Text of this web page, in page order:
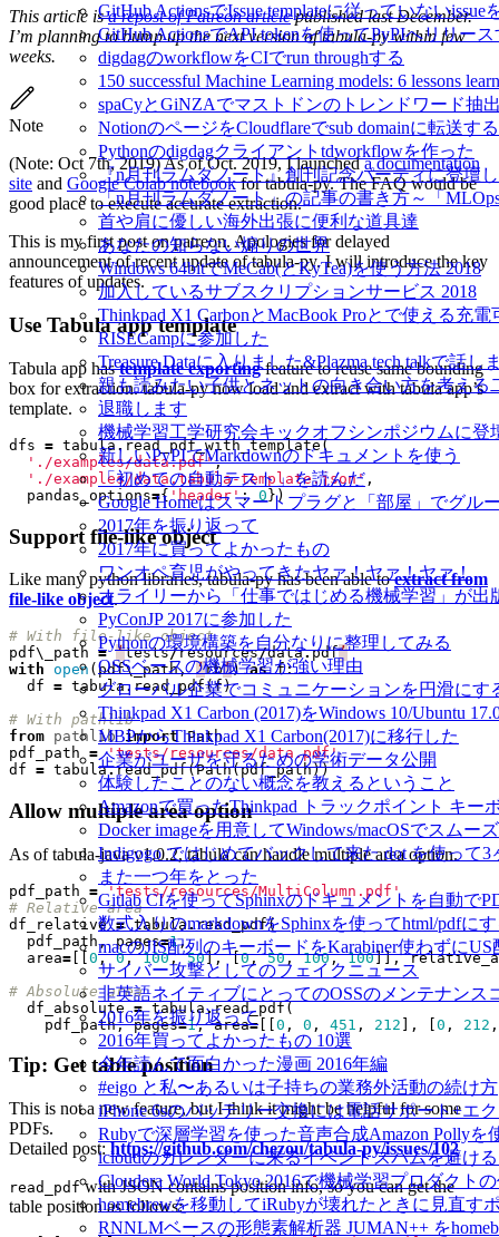
GitHub ActionsでIssue templateに従っていないissue
GitHub ActionsでAPI tokenを使ってPyPIへリリー
digdagのworkflowをCIでrun throughする
150 successful Machine Learning models: 6 lessons
spaCyとGiNZAでマストドンのトレンドワード抽
NotionのページをCloudflareでsub domainに転送する
Pythonのdigdagクライアントtdworkflowを作った
『n月刊ラムダノート』創刊記念パーティに登壇
「n月刊ラムダノート」の記事の書き方～「
首や肩に優しい海外出張に便利な道具達
あなたの知らない煽りの世界
Windows 64bitでMeCab(とKyTea)を使う方法 2018
加入しているサブスクリプションサービス 2018
Thinkpad X1 CarbonとMacBook Proとで使える充
RISECampに参加した
Treasure Dataに入りました&Plazma tech talkで話し
親も読みたい子供とネットの向き合い方を考える
退職します
機械学習工学研究会キックオフシンポジウムに登
新しいPyPIでMarkdownのドキュメントを使う
「初めての自動テスト」を読んだ
Google Homeはスマートプラグと「部屋」でグル
2017年を振り返って
2017年に買ってよかったもの
ワンオペ育児がやってきたヤァ！ヤァ！ヤァ！
オライリーから「仕事ではじめる機械学習」が出
PyConJP 2017に参加した
Pythonの環境構築を自分なりに整理してみる
OSSベースの機械学習が強い理由
グローバル企業でコミュニケーションを円滑にす
Thinkpad X1 Carbon (2017)をWindows 10/Ubuntu
MBPからThinkpad X1 Carbon(2017)に移行した
企業がユーザを守るための学術データ公開
体験したことのない概念を教えるということ
Amazonで買ったThinkpad トラックポイント キー
Docker imageを用意してWindows/macOSでスムー
Indigogo ではじめてバックして来た dot を使って3
また一つ年をとった
Gitlab CIを使ってSphinxのドキュメントを自動で
数式入りのmarkdownをSphinxを使ってhtml/pdfに
macのJIS配列のキーボードをKarabiner使わずに
サイバー攻撃としてのフェイクニュース
非英語ネイティブにとってのOSSのメンテナンス
2016年を振り返って
2016年買ってよかったもの 10選
今年読んで面白かった漫画 2016年編
#eigo と私〜あるいは子持ちの業務外活動の続け方
iPhone 6sのバッテリー交換には電話サポート+エ
Rubyで深層学習を使った音声合成Amazon Polly
icloudのカレンダーに来るイベントスパムを避け
Cloudera World Tokyo 2016で機械学習プロダクト
homebrewを移動してiRubyが壊れたときに見直す
RNNLMベースの形態素解析器 JUMAN++ を
This article is a repost of Patreon article published last December.
I’m planning to bump up the next version of tabula-py within few
weeks.
Note
(Note: Oct 7th, 2019) As of Oct. 2019, I launcheda documentation
site and Google Colab notebookfor tabula-py. The FAQ would be
good place to execute accurate extraction.
This is my first post on patreon. Apologies for delayed
announcement of recent update of tabula-py. I will introduce the key
features of updates.
Use Tabula app template
Tabula app hastemplate exportingfeature to reuse same bounding
box for extraction. tabula-py now load and extract with tabula app’s
template.
dfs = tabula.read_pdf_with_template(
'./examples/data.pdf',
'./examples/data.tabula-template.json' ,
pandas_options={ 'header': 0 })
Support file-like object
Like many python libraries, tabula-py has been able toextract from
file-like object.
# With file-like object
pdf\ _path = ‘tests/resources/data.pdf’
with open ( pdf\_path, ‘rb’) as f:
df = tabula. read_pdf(f)
# With pathlib
from pathlib import Path
pdf_path = 'tests/resources/data.pdf'
df = tabula.read_pdf(Path(pdf_path))
Allow multiple area option
As of tabula-java v1.0.2, tabula can handle multiple area option.
pdf_path = 'tests/resources/MultiColumn.pdf'
# Relative area
df_relative = tabula.read_pdf(
pdf_path, pages=1,
area= [[0, 0, 100, 50], [0, 50, 100, 100]],
# Absolute area
df_absolute = tabula.read_pdf(
pdf_path, pages=1, area= [[0 , 0 , 451 , 212 ], [0 , 212 ,
Tip: Get table position
This is not a new feature, but I think it might be helpful for some
PDFs.
Detailed post:https://github.com/chezou/tabula-py/issues/102
read_pdfwith JSON contains position info, so you can get the
table position as follows: